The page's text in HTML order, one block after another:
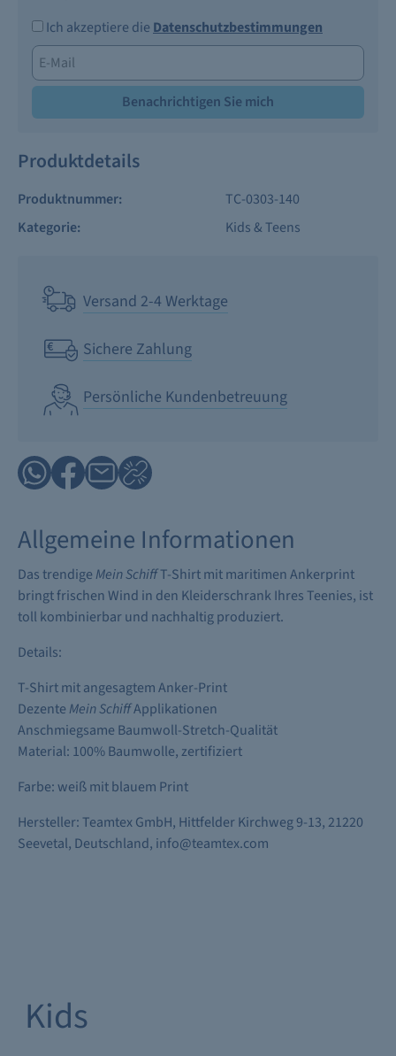
Ich akzeptiere die Datenschutzbestimmungen
Benachrichtigen Sie mich
Produktdetails
Produktnummer:
TC-0303-140
Kategorie:
Kids & Teens
Versand 2-4 Werktage
Sichere Zahlung
Persönliche Kundenbetreuung
Allgemeine Informationen
Das trendige Mein SchiffT-Shirt mit maritimen Ankerprint
bringt frischen Wind in den Kleiderschrank Ihres Teenies, ist
toll kombinierbar und nachhaltig produziert.
Details:
T-Shirt mit angesagtem Anker-Print
Dezente Mein SchiffApplikationen
Anschmiegsame Baumwoll-Stretch-Qualität
Material: 100% Baumwolle, zertifiziert
Farbe: weiß mit blauem Print
Hersteller: Teamtex GmbH, Hittfelder Kirchweg 9-13, 21220
Seevetal, Deutschland, info@teamtex.com
Kids